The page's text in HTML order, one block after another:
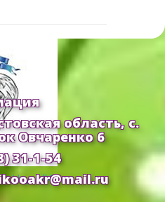
и Науки РФ
область, с.
Овчаренко 6
31-1-54